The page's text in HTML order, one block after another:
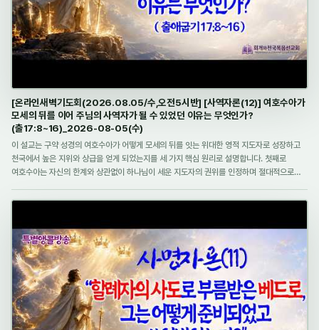
[온라인새벽기도회(2026.08.05/수,오전5시반] [사역자론(12)] 여호수아가
모세의 뒤를 이어 주님의 사역자가 될 수 있었던 이유는 무엇인가?
(출17:8~16)_2026-08-05(수)
이 설교는 구약 성경의 여호수아가 어떻게 모세의 뒤를 잇는 위대한 영적 지도자로 성장하고
천국에서 높은 지위와 상급을 얻게 되었는지를 세 가지 핵심 원리로 설명합니다. 첫째로
여호수아는 자신의 한계와 상관없이 하나님이 세운 지도자의 권위를 인정하며 절대적으로
절망적인 환경이나 육체적 조건보다 하나님의 약…